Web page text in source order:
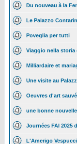
Du nouveau à la
Le Palazzo
Poveglia per tutti
Viaggio nella
Milliardaire et
Une visite au
Oeuvres d'art
une bonne
Journées FAI 2025
L'Amerigo